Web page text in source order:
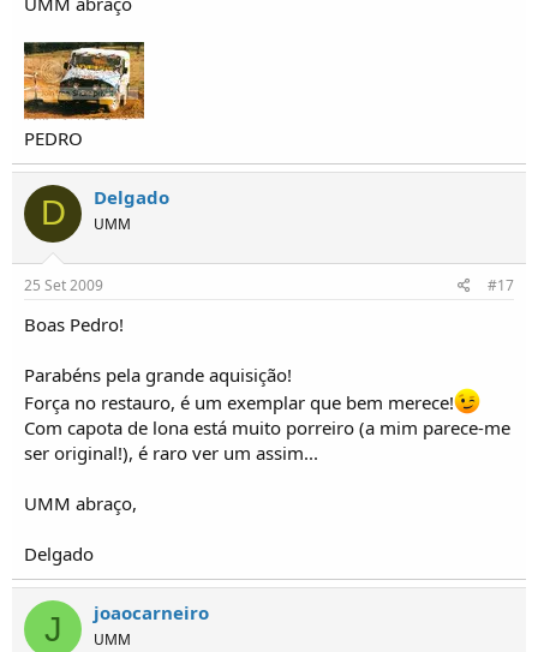
PEDRO
D Delgado
UMM
25 Set 2009 #17
Boas Pedro!
Parabéns pela grande aquisição!
Força no restauro, é um exemplar que bem merece!
Com capota de lona está muito porreiro (a mim parece-me
ser original!), é raro ver um assim...
UMM abraço,
Delgado
J joaocarneiro
UMM